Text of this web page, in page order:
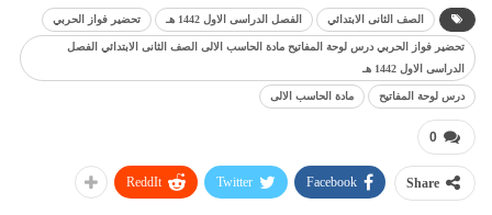
الصف الثانى الابتدائي الفصل الدراسى الاول 1442 هـ تحضير فواز الحربي
تحضير فواز الحربي درس لوحة المفاتيح مادة الحاسب الالى الصف الثانى الابتدائي الفصل
الدراسى الاول 1442 هـ
درس لوحة المفاتيح مادة الحاسب الالى
0
Share
Facebook
Twitter
ReddIt